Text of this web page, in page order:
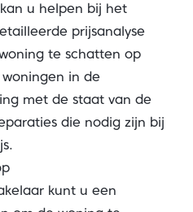
u helpen bij het
prijsanalyse
te schatten op
in de
met de staat van de
die nodig zijn bij
kunt u een